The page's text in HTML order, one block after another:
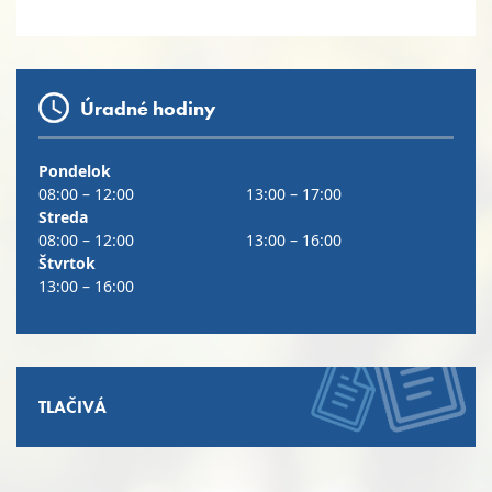
Úradné hodiny
Pondelok
08:00 – 12:00
13:00 – 17:00
Streda
08:00 – 12:00
13:00 – 16:00
Štvrtok
13:00 – 16:00
TLAČIVÁ